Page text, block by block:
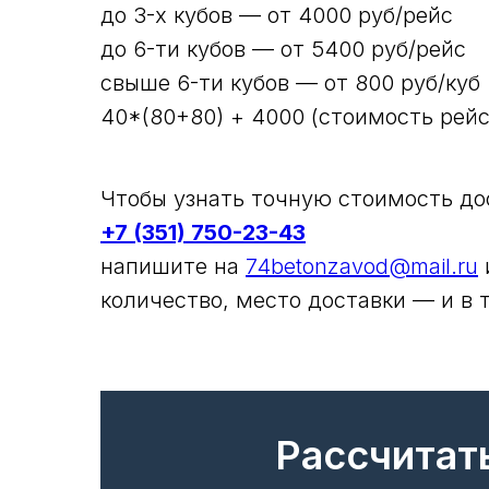
до 3-х кубов — от 4000 руб/рейс
до 6-ти кубов — от 5400 руб/рейс
свыше 6-ти кубов — от 800 руб/куб
40*(80+80) + 4000 (стоимость
Чтобы узнать точную стоимость
+7 (351) 750-23-43
напишите на 74betonzavod@mail.ru
количество, место доставки — и в